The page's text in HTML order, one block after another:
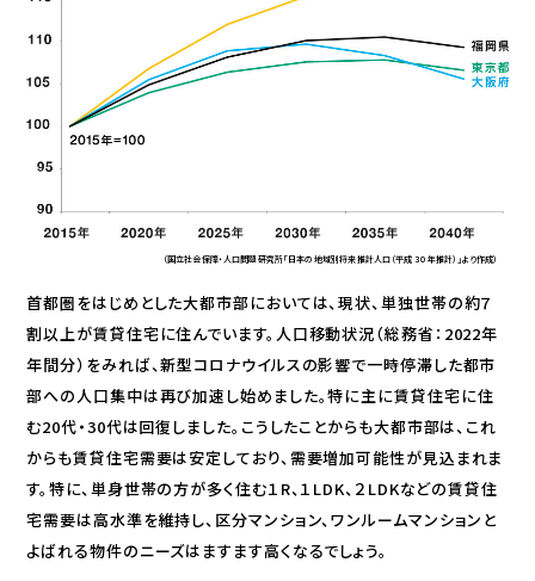
（国立社会保障・人口問題研究所「日本の地域別将来推計人口（平成 30 年推計）」より作成）
首都圏をはじめとした大都市部においては、現状、単独世帯の約７
割以上が賃貸住宅に住んでいます。人口移動状況（総務省：2022年
年間分）をみれば、新型コロナウイルスの影響で一時停滞した都市
部への人口集中は再び加速し始めました。特に主に賃貸住宅に住
む20代・30代は回復しました。こうしたことからも大都市部は、これ
からも賃貸住宅需要は安定しており、需要増加可能性が見込まれま
す。特に、単身世帯の方が多く住む１R、１LDK、２LDKなどの賃貸住
宅需要は高水準を維持し、区分マンション、ワンルームマンションと
よばれる物件のニーズはますます高くなるでしょう。